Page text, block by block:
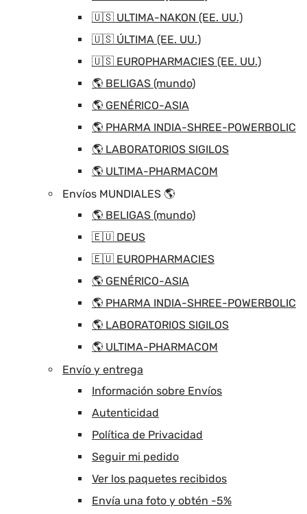
🇺🇸 ULTIMA-NAKON (EE. UU.)
🇺🇸 ÚLTIMA (EE. UU.)
🇺🇸 EUROPHARMACIES (EE. UU.)
🌎 BELIGAS (mundo)
🌎 GENÉRICO-ASIA
🌎 PHARMA INDIA-SHREE-POWERBOLIC
🌎 LABORATORIOS SIGILOS
🌎 ULTIMA-PHARMACOM
Envíos MUNDIALES 🌎
🌎 BELIGAS (mundo)
🇪🇺 DEUS
🇪🇺 EUROPHARMACIES
🌎 GENÉRICO-ASIA
🌎 PHARMA INDIA-SHREE-POWERBOLIC
🌎 LABORATORIOS SIGILOS
🌎 ULTIMA-PHARMACOM
Envío y entrega
Información sobre Envíos
Autenticidad
Política de Privacidad
Seguir mi pedido
Ver los paquetes recibidos
Envía una foto y obtén -5%